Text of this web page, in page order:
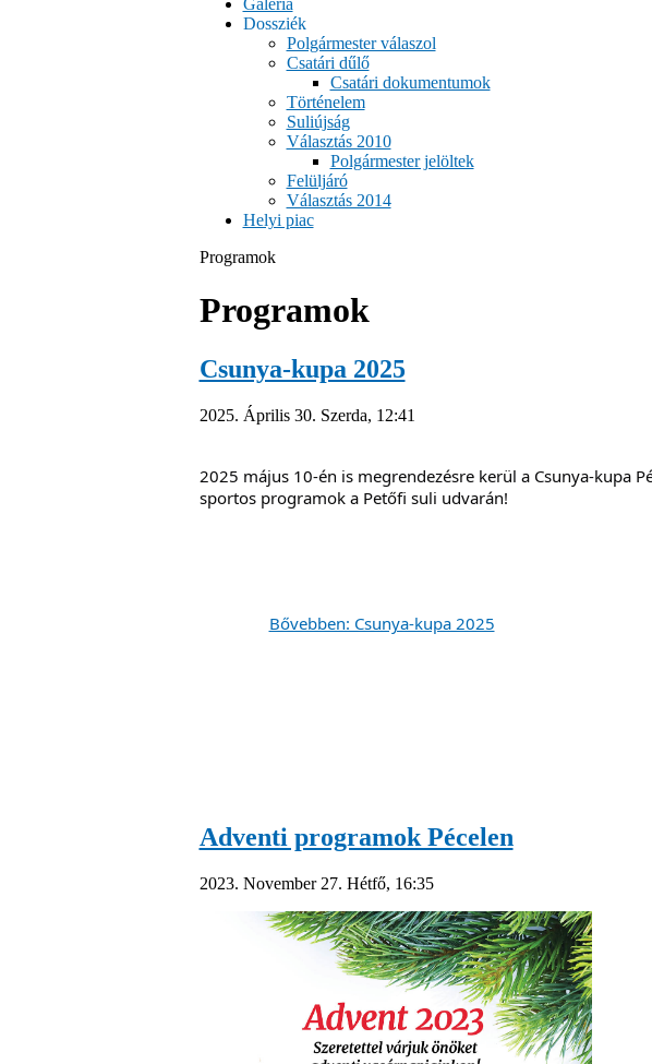
Galéria
Dossziék
Polgármester válaszol
Csatári dűlő
Csatári dokumentumok
Történelem
Suliújság
Választás 2010
Polgármester jelöltek
Felüljáró
Választás 2014
Helyi piac
Programok
Programok
Csunya-kupa 2025
2025. Április 30. Szerda, 12:41
2025 május 10-én is megrendezésre kerül a Csunya-kupa
sportos programok a Petőfi suli udvarán!
Adventi programok Pécelen
2023. November 27. Hétfő, 16:35